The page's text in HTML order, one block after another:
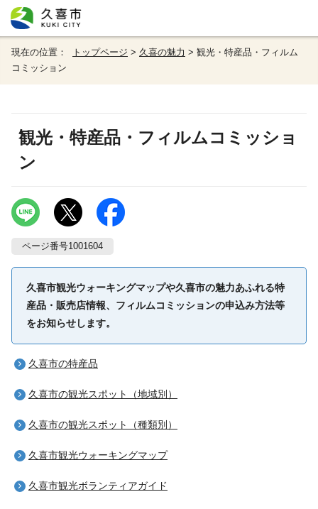
現在の位置： トップページ > 久喜の魅力 > 観光・特産品・フィルム
コミッション
観光・特産品・フィルムコミッショ
ン
ページ番号1001604
久喜市観光ウォーキングマップや久喜市の魅力あふれる特
産品・販売店情報、フィルムコミッションの申込み方法等
をお知らせします。
久喜市の特産品
久喜市の観光スポット（地域別）
久喜市の観光スポット（種類別）
久喜市観光ウォーキングマップ
久喜市観光ボランティアガイド